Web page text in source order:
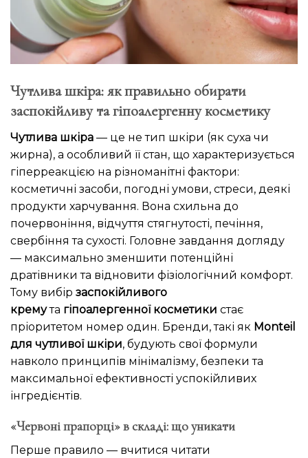
Чутлива шкіра: як правильно обирати
заспокійливу та гіпоалергенну косметику
Чутлива шкіра — це не тип шкіри (як суха чи
жирна), а особливий її стан, що характеризується
гіперреакцією на різноманітні фактори:
косметичні засоби, погодні умови, стреси, деякі
продукти харчування. Вона схильна до
почервоніння, відчуття стягнутості, печіння,
свербіння та сухості. Головне завдання догляду
— максимально зменшити потенційні
дратівники та відновити фізіологічний комфорт.
Тому вибір заспокійливого
кремута гіпоалергенної косметики стає
пріоритетом номер один. Бренди, такі як Monteil
для чутливої шкіри, будують свої формули
навколо принципів мінімалізму, безпеки та
максимальної ефективності успокійливих
інгредієнтів.
«Червоні прапорці» в складі: що уникати
Перше правило — вчитися читати